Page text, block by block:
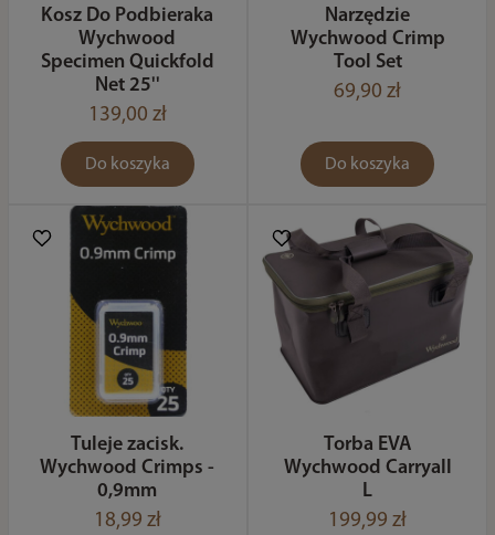
Kosz Do Podbieraka
Wychwood
Specimen Quickfold
Net 25''
139,00 zł
Do koszyka
Narzędzie
Wychwood Crimp
Tool Set
69,90 zł
Do koszyka
Tuleje zacisk.
Wychwood Crimps -
0,9mm
18,99 zł
Torba EVA
Wychwood Carryall
L
199,99 zł